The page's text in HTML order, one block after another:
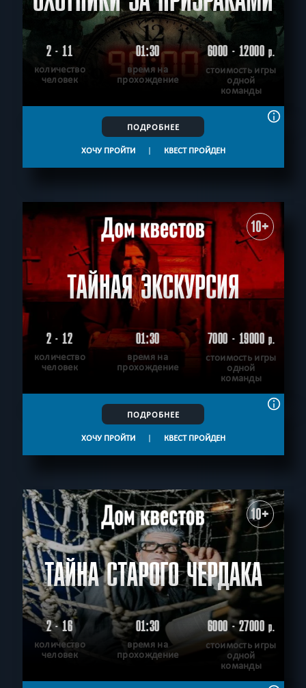
2 - 11
количество
человек
01:30
время на
прохождение
6000 - 12000р.
стоимость игры
одной
команды
ПОДРОБНЕЕ
ХОЧУ ПРОЙТИ | КВЕСТ ПРОЙДЕН
10+
ТАЙНАЯ ЭКСКУРСИЯ
2 - 12
количество
человек
01:30
время на
прохождение
7000 - 19000р.
стоимость игры
одной
команды
ПОДРОБНЕЕ
ХОЧУ ПРОЙТИ | КВЕСТ ПРОЙДЕН
10+
ТАЙНА СТАРОГО ЧЕРДАКА
2 - 16
количество
человек
01:30
время на
прохождение
6000 - 27000р.
стоимость игры
одной
команды